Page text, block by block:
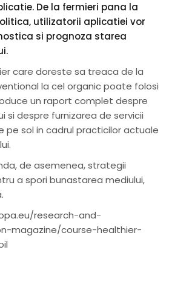
De la fermieri pana la
utilizatorii aplicatiei vor
si prognoza starea
care doreste sa treaca de la
la cel organic poate folosi
un raport complet despre
si despre furnizarea de servicii
sol in cadrul practicilor actuale
de asemenea, strategii
a spori bunastarea mediului,
research-and-
magazine/course-healthier-